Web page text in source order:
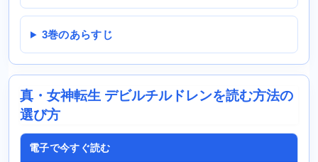
3巻のあらすじ
真・女神転生 デビルチルドレンを読む方法の
選び方
電子で今すぐ読む